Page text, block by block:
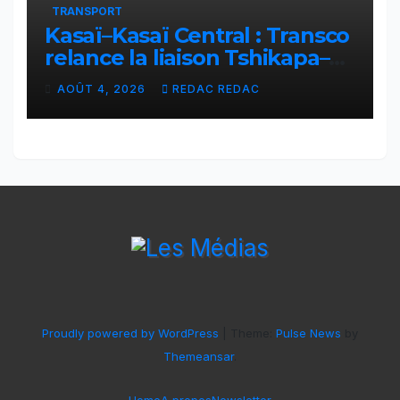
TRANSPORT
Kasaï–Kasaï Central : Transco
relance la liaison Tshikapa–
Tshiamu pour faciliter les
échanges
AOÛT 4, 2026 REDAC REDAC
Proudly powered by WordPress Pulse News
Themeansar.